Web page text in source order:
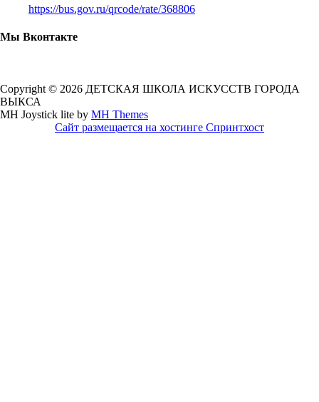
https://bus.gov.ru/qrcode/rate/368806
Мы Вконтакте
Copyright © 2026 ДЕТСКАЯ ШКОЛА ИСКУССТВ ГОРОДА
ВЫКСА
MH Joystick lite by MH Themes
Сайт размещается на хостинге Спринтхост